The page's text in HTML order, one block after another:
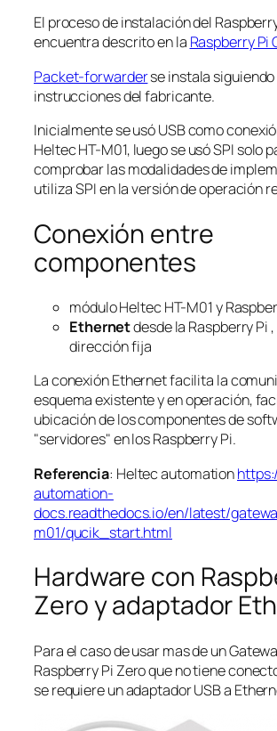
El proceso de instalación del
encuentra descrito en la Raspberry Pi
Packet-forwarderse instala siguiendo
instrucciones del fabricante.
Inicialmente se usó USB como
Heltec HT-M01, luego se usó SPI solo
comprobar las modalidades de
utiliza SPI en la versión de operación
Conexión entre
componentes
módulo Heltec HT-M01 y
Ethernetdesde la Raspberry Pi
dirección fija
La conexión Ethernet facilita la
esquema existente y en operación,
ubicación de los componentes de
"servidores" en los Raspberry Pi.
Referencia: Heltec automation
automation-
docs.readthedocs.io/en/latest/
m01/qucik_start.html
Hardware con
Zero y adaptador
Para el caso de usar mas de un
Raspberry Pi Zero que no tiene
se requiere un adaptador USB a